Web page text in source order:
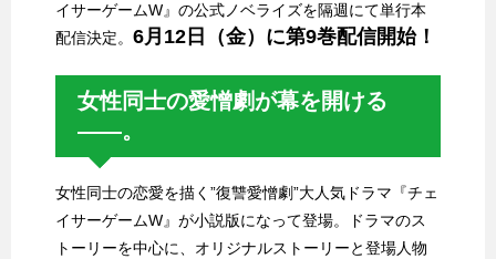
イサーゲームW』の公式ノベライズを隔週にて単行本
配信決定。 6月12日（金）に第9巻配信開始！
女性同士の愛憎劇が幕を開ける
――。
女性同士の恋愛を描く”復讐愛憎劇”大人気ドラマ『チェ
イサーゲームW』が小説版になって登場。ドラマのス
トーリーを中心に、オリジナルストーリーと登場人物